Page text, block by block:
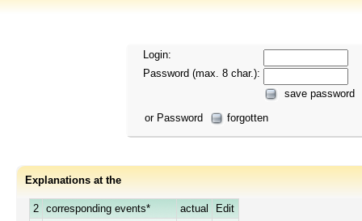
Login:
Password (max. 8 char.):
save password
or Password
forgotten
Explanations at the
2 corresponding events* actual
Edit